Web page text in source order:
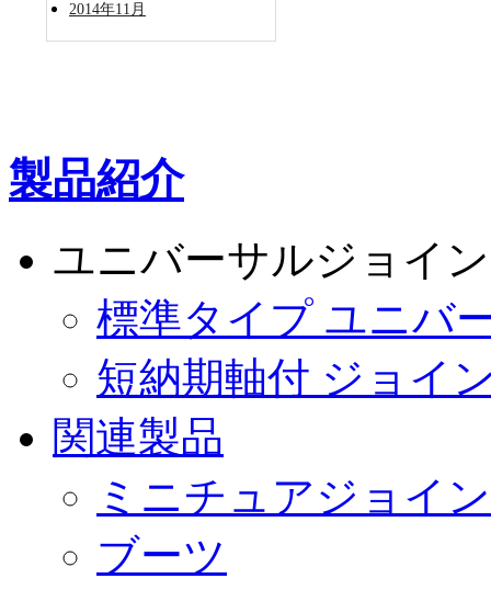
2014年11月
製品紹介
ユニバーサルジョイ
標準タイプ ユニバ
短納期軸付 ジョイ
関連製品
ミニチュアジョイ
ブーツ